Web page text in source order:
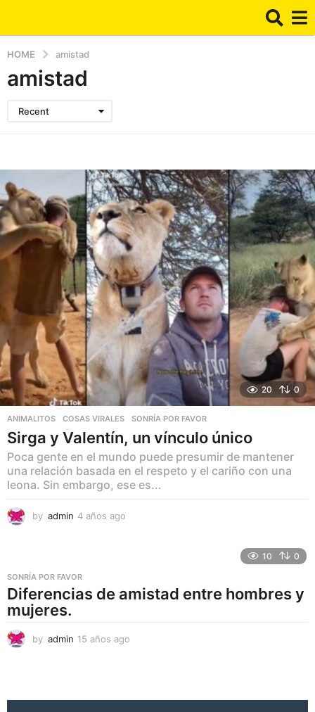
HOME amistad
amistad
Recent
20 0
ANIMALITOS ,COSAS VIRALES ,SONRÍA POR FAVOR
Sirga y Valentín, un vínculo único
Poca gente en el mundo puede presumir de mantener
una relación basada en el respeto y el cariño con una
leona. Sin embargo, ese es...
by admin 4 años ago
g
10 0
SONRÍA POR FAVOR
Diferencias de amistad entre hombres y
mujeres.
by admin 15 años ago